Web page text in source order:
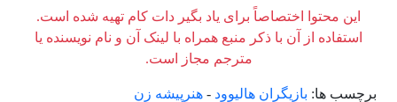
این محتوا اختصاصاً برای یاد بگیر دات کام تهیه شده است.
استفاده از آن با ذکر منبع همراه با لینک آن و نام نویسنده یا
مترجم مجاز است.
برچسب ها: بازیگران هالیوود - هنرپیشه زن